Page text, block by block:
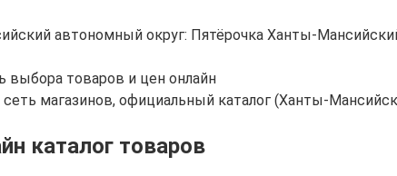
Ханты-
выбора товаров и цен онлайн
сеть магазинов, официальный каталог (Ханты-
каталог товаров